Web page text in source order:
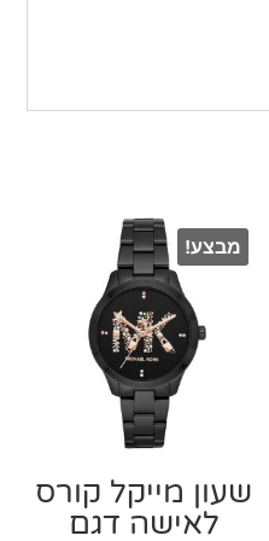
מבצע!
שעון מייקל קורס
‏לאישה דגם